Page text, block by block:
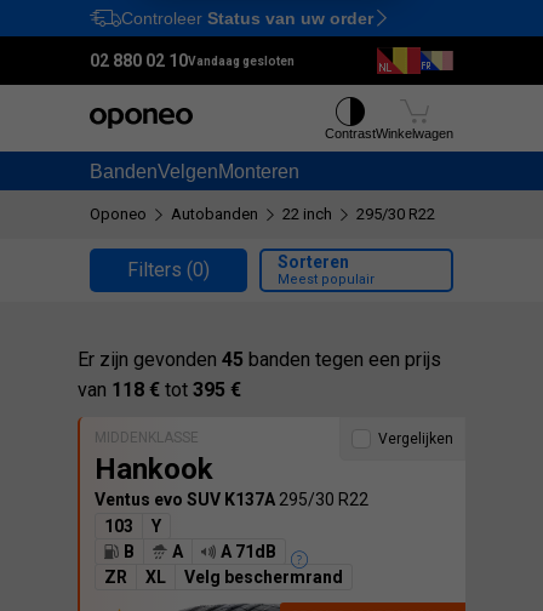
Ctrl M
Controleer Status van uw order
02 880 02 10Vandaag gesloten
BandenVelgenMonteren
ContrastWinkelwagen
Oponeo Autobanden 22 inch 295/30 R22
Filters (0)
Er zijn gevonden 45 banden tegen een prijs
van 118 € tot 395 €
Sorteren
Meest populair
MIDDENKLASSE
Hankook
Ventus evo SUV K137A 295/30 R22
103
Y
B
A
A 71dB
ZR
XL Velg beschermrand
Vergelijken